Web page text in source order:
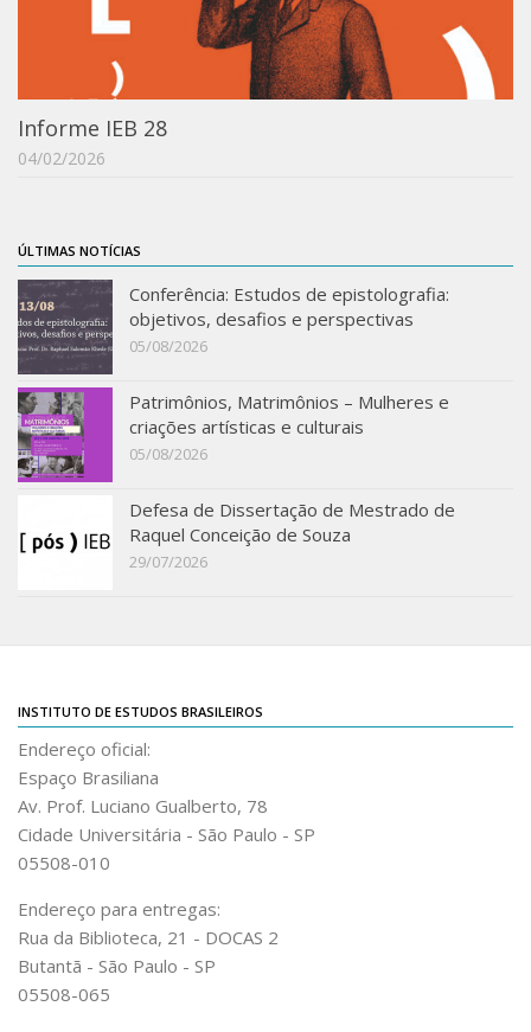
Graduação
Pós-Graduação
Publicações
Catálogos
Estudos Brasileiros
Guia do IEB
Informe IEB
Livros publicados
MarioScriptor
Revista do IEB
English
Collection
IEB Library
IEB Visual Arts Collection
Journal [RIEB]
CRINT
Graduate Program
Post-doc / Researchers
Contact US
Informe IEB 28
04/02/2026
ÚLTIMAS NOTÍCIAS
Conferência: Estudos de epistolografia:
objetivos, desafios e perspectivas
05/08/2026
Patrimônios, Matrimônios – Mulheres e
criações artísticas e culturais
05/08/2026
Defesa de Dissertação de Mestrado de
Raquel Conceição de Souza
29/07/2026
INSTITUTO DE ESTUDOS BRASILEIROS
Endereço oficial:
Espaço Brasiliana
Av. Prof. Luciano Gualberto, 78
Cidade Universitária - São Paulo - SP
05508-010
Endereço para entregas:
Rua da Biblioteca, 21 - DOCAS 2
Butantã - São Paulo - SP
05508-065